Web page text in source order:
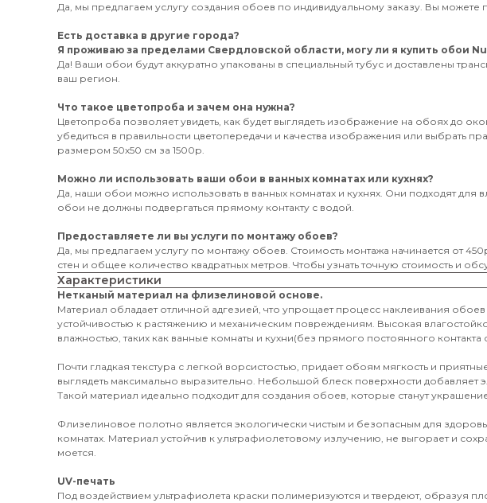
Да, мы предлагаем услугу создания обоев по индивидуальному заказу. Вы можете
Есть доставка в другие города?
Я проживаю за пределами Свердловской области, могу ли я купить обои
Да! Ваши обои будут аккуратно упакованы в специальный тубус и доставлены
ваш регион.
Что такое цветопроба и зачем она нужна?
Цветопроба позволяет увидеть, как будет выглядеть изображение на обоях до
убедиться в правильности цветопередачи и качества изображения или выбрать
размером 50х50 см за 1500р.
Можно ли использовать ваши обои в ванных комнатах или кухнях?
Да, наши обои можно использовать в ванных комнатах и кухнях. Они подходят
обои не должны подвергаться прямому контакту с водой.
Предоставляете ли вы услуги по монтажу обоев?
Да, мы предлагаем услугу по монтажу обоев. Стоимость монтажа начинается от
стен и общее количество квадратных метров. Чтобы узнать точную стоимость и
Характеристики
Нетканый материал на флизелиновой основе.
Материал обладает отличной адгезией, что упрощает процесс наклеивания
устойчивостью к растяжению и механическим повреждениям. Высокая
влажностью, таких как ванные комнаты и кухни(без прямого постоянного контакта
Почти гладкая текстура с легкой ворсистостью, придает обоям мягкость и
выглядеть максимально выразительно. Небольшой блеск поверхности добавляет
Такой материал идеально подходит для создания обоев, которые станут
Флизелиновое полотно является экологически чистым и безопасным для
комнатах. Материал устойчив к ультрафиолетовому излучению, не выгорает и
моется.
UV-печать
Под воздействием ультрафиолета краски полимеризуются и твердеют, образуя